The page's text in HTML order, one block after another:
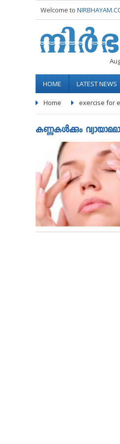
Welcome to
HOME LATEST NEWS
Home exercise for
കണ്ണുകള്‍ക്കും